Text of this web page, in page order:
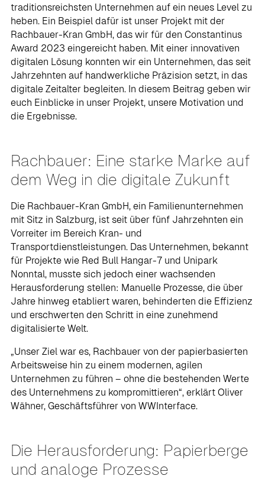
traditionsreichsten Unternehmen auf ein neues Level zu
heben. Ein Beispiel dafür ist unser Projekt mit der
Rachbauer-Kran GmbH, das wir für den Constantinus
Award 2023 eingereicht haben. Mit einer innovativen
digitalen Lösung konnten wir ein Unternehmen, das seit
Jahrzehnten auf handwerkliche Präzision setzt, in das
digitale Zeitalter begleiten. In diesem Beitrag geben wir
euch Einblicke in unser Projekt, unsere Motivation und
die Ergebnisse.
Rachbauer: Eine starke Marke auf
dem Weg in die digitale Zukunft
Die Rachbauer-Kran GmbH, ein Familienunternehmen
mit Sitz in Salzburg, ist seit über fünf Jahrzehnten ein
Vorreiter im Bereich Kran- und
Transportdienstleistungen. Das Unternehmen, bekannt
für Projekte wie Red Bull Hangar-7 und Unipark
Nonntal, musste sich jedoch einer wachsenden
Herausforderung stellen: Manuelle Prozesse, die über
Jahre hinweg etabliert waren, behinderten die Effizienz
und erschwerten den Schritt in eine zunehmend
digitalisierte Welt.
„Unser Ziel war es, Rachbauer von der papierbasierten
Arbeitsweise hin zu einem modernen, agilen
Unternehmen zu führen – ohne die bestehenden Werte
des Unternehmens zu kompromittieren“, erklärt Oliver
Wähner, Geschäftsführer von WWInterface.
Die Herausforderung: Papierberge
und analoge Prozesse